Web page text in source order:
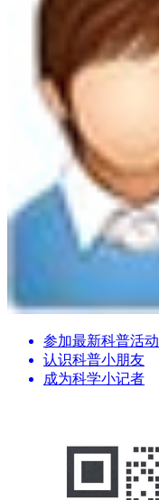
参加最新科普活动
认识科普小朋友
成为科学小记者